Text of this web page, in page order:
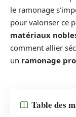
le ramonage
pour valoriser ce
matériaux
comment allier
un ramonage
Table des